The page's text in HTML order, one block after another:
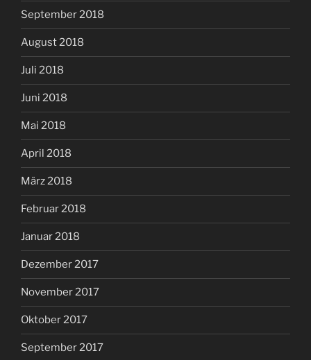
September 2018
August 2018
Juli 2018
Juni 2018
Mai 2018
April 2018
März 2018
Februar 2018
Januar 2018
Dezember 2017
November 2017
Oktober 2017
September 2017